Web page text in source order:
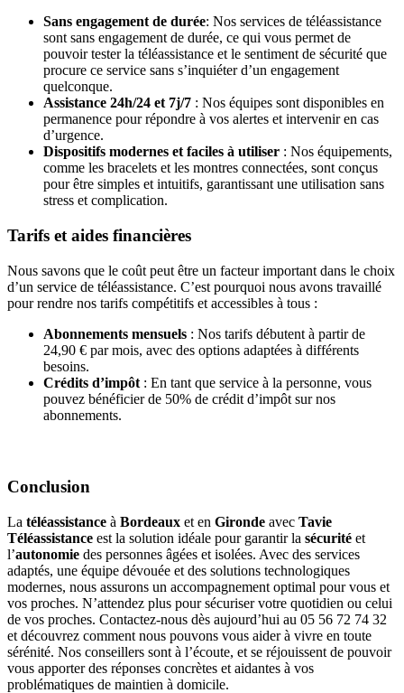
Sans engagement de durée: Nos services de téléassistance
sont sans engagement de durée, ce qui vous permet de
pouvoir tester la téléassistance et le sentiment de sécurité que
procure ce service sans s’inquiéter d’un engagement
quelconque.
Assistance 24h/24 et 7j/7 : Nos équipes sont disponibles en
permanence pour répondre à vos alertes et intervenir en cas
d’urgence.
Dispositifs modernes et faciles à utiliser : Nos équipements,
comme les bracelets et les montres connectées, sont conçus
pour être simples et intuitifs, garantissant une utilisation sans
stress et complication.
Tarifs et aides financières
Nous savons que le coût peut être un facteur important dans le choix
d’un service de téléassistance. C’est pourquoi nous avons travaillé
pour rendre nos tarifs compétitifs et accessibles à tous :
Abonnements mensuels : Nos tarifs débutent à partir de
24,90 € par mois, avec des options adaptées à différents
besoins.
Crédits d’impôt : En tant que service à la personne, vous
pouvez bénéficier de 50% de crédit d’impôt sur nos
abonnements.
Conclusion
La téléassistance à Bordeaux et en Gironde avec Tavie
Téléassistance est la solution idéale pour garantir la sécurité et
l’autonomie des personnes âgées et isolées. Avec des services
adaptés, une équipe dévouée et des solutions technologiques
modernes, nous assurons un accompagnement optimal pour vous et
vos proches. N’attendez plus pour sécuriser votre quotidien ou celui
de vos proches. Contactez-nous dès aujourd’hui au 05 56 72 74 32
et découvrez comment nous pouvons vous aider à vivre en toute
sérénité. Nos conseillers sont à l’écoute, et se réjouissent de pouvoir
vous apporter des réponses concrètes et aidantes à vos
problématiques de maintien à domicile.